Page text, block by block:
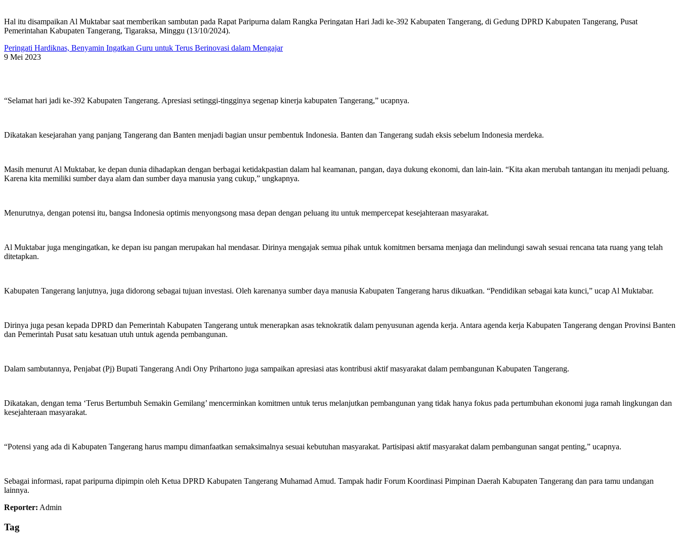
Hal itu disampaikan Al Muktabar saat memberikan sambutan pada Rapat Paripurna dalam Rangka Peringatan Hari Jadi ke-392 Kabupaten Tangerang, di Gedung DPRD Kabupaten Tangerang, Pusat
Pemerintahan Kabupaten Tangerang, Tigaraksa, Minggu (13/10/2024).
Peringati Hardiknas, Benyamin Ingatkan Guru untuk Terus Berinovasi dalam Mengajar
9 Mei 2023
“Selamat hari jadi ke-392 Kabupaten Tangerang. Apresiasi setinggi-tingginya segenap kinerja kabupaten Tangerang,” ucapnya.
Dikatakan kesejarahan yang panjang Tangerang dan Banten menjadi bagian unsur pembentuk Indonesia. Banten dan Tangerang sudah eksis sebelum Indonesia merdeka.
Masih menurut Al Muktabar, ke depan dunia dihadapkan dengan berbagai ketidakpastian dalam hal keamanan, pangan, daya dukung ekonomi, dan lain-lain. “Kita akan merubah tantangan itu menjadi peluang.
Karena kita memiliki sumber daya alam dan sumber daya manusia yang cukup,” ungkapnya.
Menurutnya, dengan potensi itu, bangsa Indonesia optimis menyongsong masa depan dengan peluang itu untuk mempercepat kesejahteraan masyarakat.
Al Muktabar juga mengingatkan, ke depan isu pangan merupakan hal mendasar. Dirinya mengajak semua pihak untuk komitmen bersama menjaga dan melindungi sawah sesuai rencana tata ruang yang telah
ditetapkan.
Kabupaten Tangerang lanjutnya, juga didorong sebagai tujuan investasi. Oleh karenanya sumber daya manusia Kabupaten Tangerang harus dikuatkan. “Pendidikan sebagai kata kunci,” ucap Al Muktabar.
Dirinya juga pesan kepada DPRD dan Pemerintah Kabupaten Tangerang untuk menerapkan asas teknokratik dalam penyusunan agenda kerja. Antara agenda kerja Kabupaten Tangerang dengan Provinsi Banten
dan Pemerintah Pusat satu kesatuan utuh untuk agenda pembangunan.
Dalam sambutannya, Penjabat (Pj) Bupati Tangerang Andi Ony Prihartono juga sampaikan apresiasi atas kontribusi aktif masyarakat dalam pembangunan Kabupaten Tangerang.
Dikatakan, dengan tema ‘Terus Bertumbuh Semakin Gemilang’ mencerminkan komitmen untuk terus melanjutkan pembangunan yang tidak hanya fokus pada pertumbuhan ekonomi juga ramah lingkungan dan
kesejahteraan masyarakat.
“Potensi yang ada di Kabupaten Tangerang harus mampu dimanfaatkan semaksimalnya sesuai kebutuhan masyarakat. Partisipasi aktif masyarakat dalam pembangunan sangat penting,” ucapnya.
Sebagai informasi, rapat paripurna dipimpin oleh Ketua DPRD Kabupaten Tangerang Muhamad Amud. Tampak hadir Forum Koordinasi Pimpinan Daerah Kabupaten Tangerang dan para tamu undangan
lainnya.
Reporter: Admin
Tag